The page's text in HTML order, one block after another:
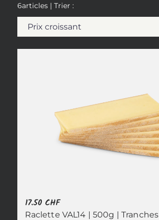
6articles | Trier :
17.50 CHF
Raclette VAL14 | 500g | Tranches